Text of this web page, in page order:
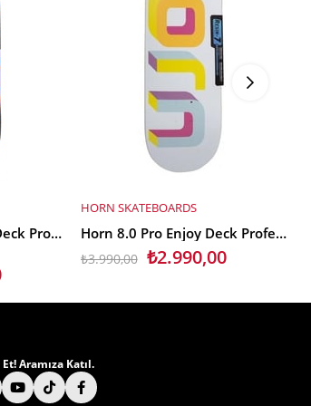
Horn 8.0 Pro Nebula Deck Profesyonel Kaykay Tahtası
SEPETE EKLE
HORN SKATEBOARDS
Horn 8.0 Pro Enjoy Deck Profesyonel Kaykay Tahtası
₺2.990,00
₺3.990,00
Aramıza Katıl.